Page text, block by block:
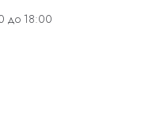
до 18:00